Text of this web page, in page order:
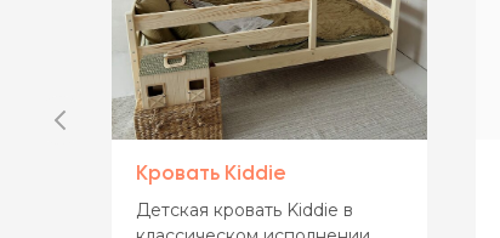
Кровать Kiddie
Детская кровать Kiddie в